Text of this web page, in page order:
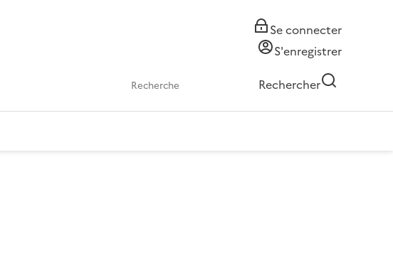
Se connecter
S'enregistrer
Rechercher